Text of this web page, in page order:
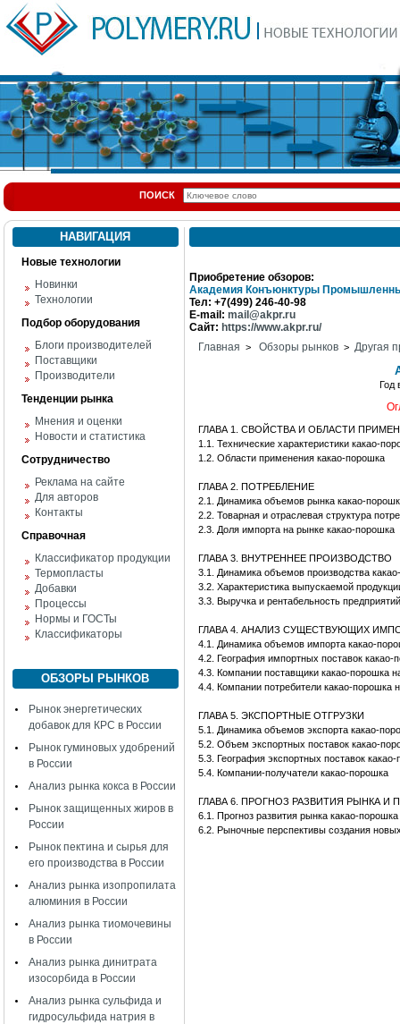
ПОИСК
НАВИГАЦИЯ
Новые технологии
Новинки
Технологии
Подбор оборудования
Блоги производителей
Поставщики
Производители
Тенденции рынка
Мнения и оценки
Новости и статистика
Сотрудничество
Реклама на сайте
Для авторов
Контакты
Справочная
Классификатор продукции
Термопласты
Добавки
Процессы
Нормы и ГОСТы
Классификаторы
ОБЗОРЫ РЫНКОВ
Рынок энергетических
добавок для КРС в России
Рынок гуминовых удобрений
в России
Анализ рынка кокса в России
Рынок защищенных жиров в
России
Рынок пектина и сырья для
его производства в России
Анализ рынка изопропилата
алюминия в России
Анализ рынка тиомочевины
в России
Анализ рынка динитрата
изосорбида в России
Анализ рынка сульфида и
гидросульфида натрия в
Приобретение обзоров:
Академия Конъюнктуры
Тел: +7(499) 246-40-98
E-mail: mail@akpr.ru
Сайт: https://www.akpr.ru/
Главная > Обзоры рынков > Другая
Год
ГЛАВА 1. СВОЙСТВА И ОБЛАСТИ
1.1. Технические характеристики какао-
1.2. Области применения какао-порошка
ГЛАВА 2. ПОТРЕБЛЕНИЕ
2.1. Динамика объемов рынка какао-
2.2. Товарная и отраслевая структура
2.3. Доля импорта на рынке какао-порошка
ГЛАВА 3. ВНУТРЕННЕЕ ПРОИЗВОДСТВО
3.1. Динамика объемов производства
3.2. Характеристика выпускаемой
3.3. Выручка и рентабельность
ГЛАВА 4. АНАЛИЗ СУЩЕСТВУЮЩИХ
4.1. Динамика объемов импорта какао-
4.2. География импортных поставок какао-
4.3. Компании поставщики какао-порошка
4.4. Компании потребители какао-порошка
ГЛАВА 5. ЭКСПОРТНЫЕ ОТГРУЗКИ
5.1. Динамика объемов экспорта какао-
5.2. Объем экспортных поставок какао-
5.3. География экспортных поставок
5.4. Компании-получатели какао-порошка
ГЛАВА 6. ПРОГНОЗ РАЗВИТИЯ РЫНКА
6.1. Прогноз развития рынка какао-порошка
6.2. Рыночные перспективы создания